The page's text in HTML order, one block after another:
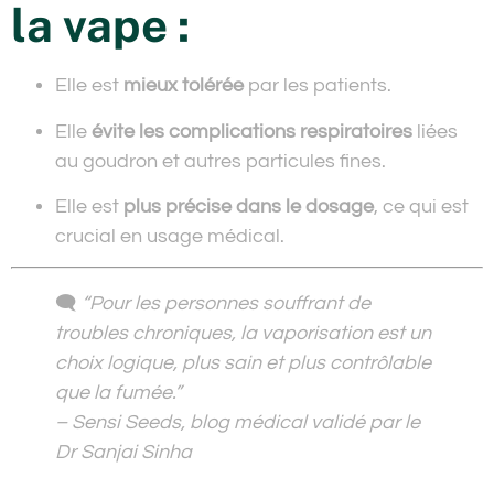
la vape :
Elle est mieux toléréepar les patients.
Elle évite les complications respiratoires liées
au goudron et autres particules fines.
Elle est plus précise dans le dosage, ce qui est
crucial en usage médical.
🗨️ “Pour les personnes souffrant de
troubles chroniques, la vaporisation est un
choix logique, plus sain et plus contrôlable
que la fumée.”
– Sensi Seeds, blog médical validé par le
Dr Sanjai Sinha